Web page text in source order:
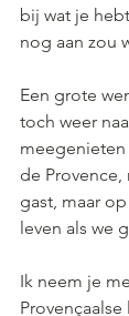
bij wat je
nog aan zou
Een grote
toch weer
meegenieten
de Provence,
gast, maar
leven als we
Ik neem je